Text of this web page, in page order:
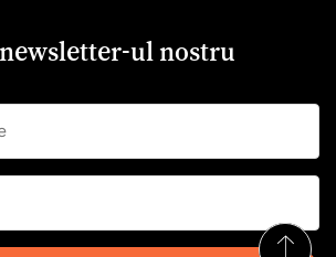
ul nostru